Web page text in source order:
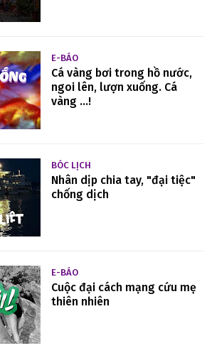
E-BÁO
Cá vàng bơi trong hồ nước,
ngoi lên, lượn xuống. Cá
vàng ...!
BÓC LỊCH
Nhân dịp chia tay, "đại tiệc"
chống dịch
E-BÁO
Cuộc đại cách mạng cứu mẹ
thiên nhiên